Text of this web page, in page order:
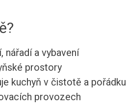
nářadí a vybavení
prostory
kuchyň v čistotě a pořádku
provozech